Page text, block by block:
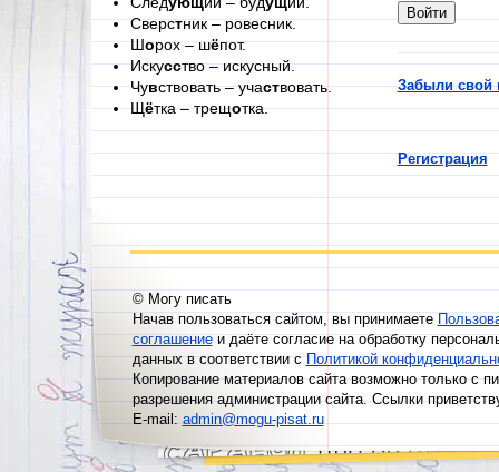
Сверстник – ровесник.
Шорох – шёпот.
Искусство – искусный.
Чувствовать – участвовать.
Щётка – трещотка.
Забыли свой
Регистрация
© Могу писать
Начав пользоваться сайтом, вы принимаете
соглашениеи даёте согласие на обработку
данных в соответствии сПолитикой
Копирование материалов сайта возможно только с
разрешения администрации сайта. Ссылки
E-mail:admin@mogu-pisat.ru